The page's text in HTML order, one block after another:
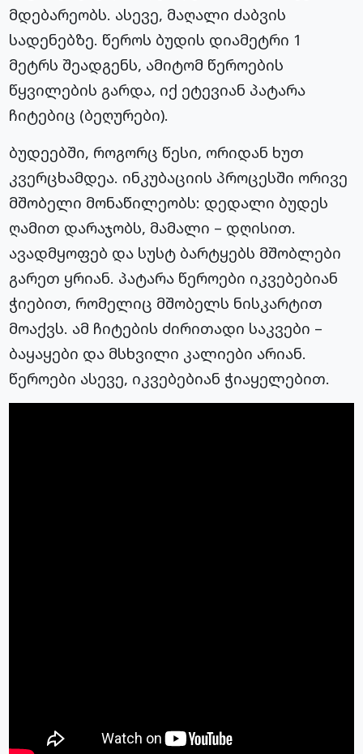
მდებარეობს. ასევე, მაღალი ძაბვის
სადენებზე. წეროს ბუდის დიამეტრი 1
მეტრს შეადგენს, ამიტომ წეროების
წყვილების გარდა, იქ ეტევიან პატარა
ჩიტებიც (ბეღურები).
ბუდეებში, როგორც წესი, ორიდან ხუთ
კვერცხამდეა. ინკუბაციის პროცესში ორივე
მშობელი მონაწილეობს: დედალი ბუდეს
ღამით დარაჯობს, მამალი – დღისით.
ავადმყოფებ და სუსტ ბარტყებს მშობლები
გარეთ ყრიან. პატარა წეროები იკვებებიან
ჭიებით, რომელიც მშობელს ნისკარტით
მოაქვს. ამ ჩიტების ძირითადი საკვები –
ბაყაყები და მსხვილი კალიები არიან.
წეროები ასევე, იკვებებიან ჭიაყელებით.